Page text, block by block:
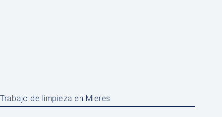
Trabajo de limpieza en Mieres